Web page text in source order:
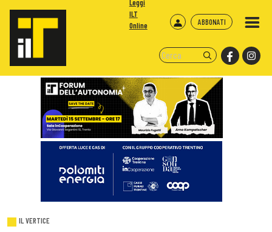
ABBONATI
Leggi
ILT
Online
IL VERTICE